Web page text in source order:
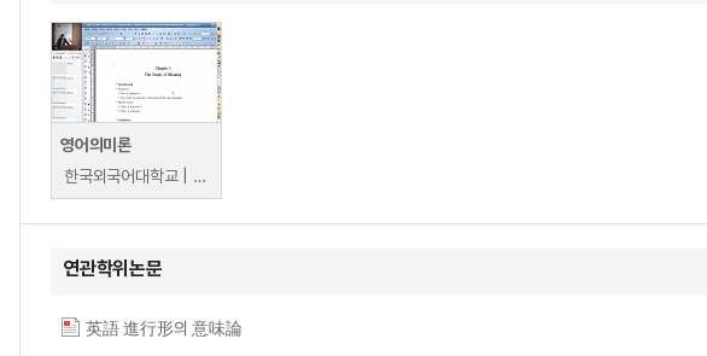
영어의미론
한국외국어대학교 | 박정운
연관학위논문
英語 進行形의 意味論